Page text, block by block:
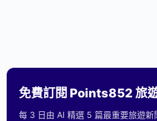
免費訂閱 Points852 旅
每 3 日由 AI 精選 5 篇最重要旅遊新